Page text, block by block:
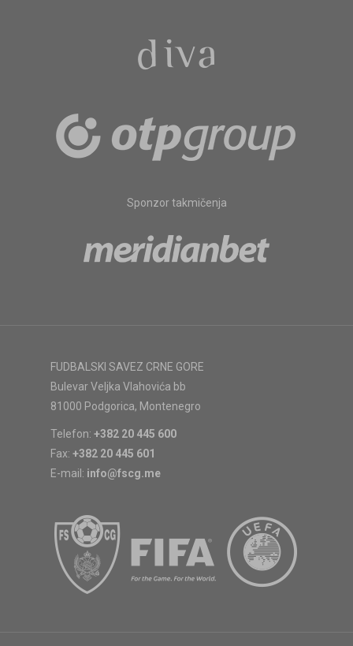
Sponzor takmičenja
FUDBALSKI SAVEZ CRNE GORE
Bulevar Veljka Vlahovića bb
81000 Podgorica, Montenegro
Telefon: +382 20 445 600
Fax: +382 20 445 601
E-mail: info@fscg.me